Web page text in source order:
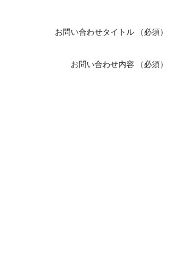
お問い合わせタイトル （必須）
お問い合わせ内容 （必須）